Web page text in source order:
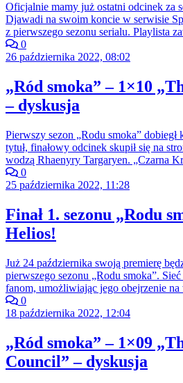
Oficjalnie mamy już ostatni odcinek za
Djawadi na swoim koncie w serwisie
z pierwszego sezonu serialu. Playlista
0
26 października 2022, 08:02
„Ród smoka” – 1×10
– dyskusja
Pierwszy sezon „Rodu smoka” dobiegł
tytuł, finałowy odcinek skupił się na
wodzą Rhaenyry Targaryen. „Czarna
0
25 października 2022, 11:28
Finał 1. sezonu „Rodu
Helios!
Już 24 października swoją premierę
pierwszego sezonu „Rodu smoka”.
fanom, umożliwiając jego obejrzenie
0
18 października 2022, 12:04
„Ród smoka” – 1×09
Council” – dyskusja